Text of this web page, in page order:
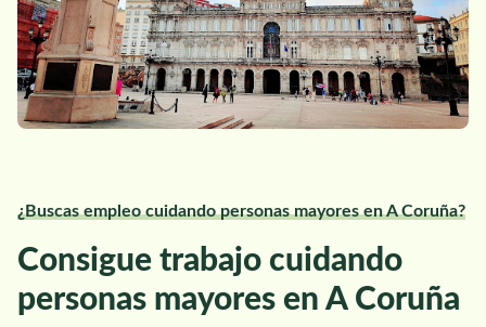
¿Buscas empleo cuidando personas mayores en A Coruña?
Consigue trabajo cuidando
personas mayores en A Coruña